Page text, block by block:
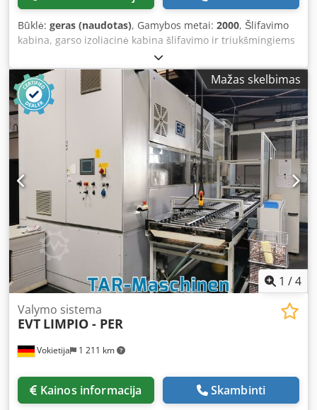
a ball valve makes draining the washing liquid easy. The
Kärcher parts washer works in a closed-circuit system (by
means of an electric pump) with a water-based, non-
solvent cleaning solution, ensuring operators are not
exposed to toxic gas emissions.
Būklė: geras (naudotas), Gamybos metai: 2000, Šlifavimo
kabina, garso izoliacinė kabina šlifavimo ir triukšmingiems
darbams. Gylis 4000 mm, ilgis 9000 mm, aukštis 4 metrai,
su 2 stumdomomis durimis. Dsdjzh Nrcjpfx Aqrokr
Mažas skelbimas
1 /4
Vokietija 1 211 km
Valymo sistema
EVT LIMPIO - PER
Kainos informacija Skambinti